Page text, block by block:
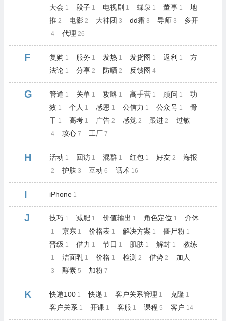
大会 1 段子 1 电视剧 1 蝶泉 1 董事 1
地
推 2 电影 2 大神团 3 dd霜 3 导师 3 多开
4 代理 26
F 复购 1 服务 1 发热 1 发货图 1 返利 1
方
法论 1 分享 2 防晒 2 反馈图 4
G 管道 1 关单 1 攻略 1 高手营 1 顾问 1
功
效 1 个人 1 感恩 1 公信力 1 公众号 1
骨
干 1 高考 1 广告 2 感觉 2 跟进 2 过敏
4 攻心 7 工厂 7
H 活动 1 回访 1 混群 1 红包 1 好友 2 海报
2 护肤 3 互动 6 话术 16
I iPhone 1
J 技巧 1 减肥 1 价值输出 1 角色定位 1 介休
1 京东 1 价格表 1 解决方案 1 僵尸粉 1
晋级 1 借力 1 节日 1 肌肤 1 解封 1 教练
1 洁面乳 1 价格 1 检测 2 借势 2 加人
3 酵素 5 加粉 7
K 快递100 1 快递 1 客户关系管理 1 克隆 1
客户关系 1 开课 1 客服 1 课程 5 客户 14